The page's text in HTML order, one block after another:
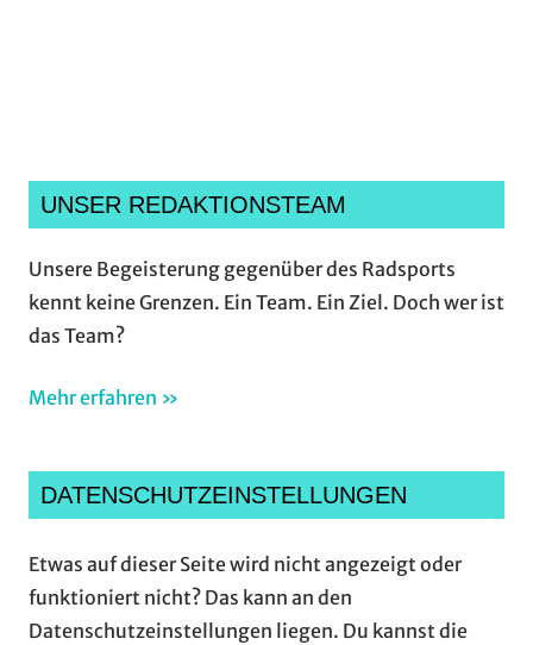
UNSER REDAKTIONSTEAM
Unsere Begeisterung gegenüber des Radsports
kennt keine Grenzen. Ein Team. Ein Ziel. Doch wer ist
das Team?
Mehr erfahren »
DATENSCHUTZEINSTELLUNGEN
Etwas auf dieser Seite wird nicht angezeigt oder
funktioniert nicht? Das kann an den
Datenschutzeinstellungen liegen. Du kannst die